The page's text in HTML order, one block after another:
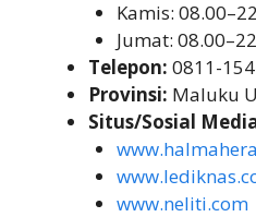
Kamis:
Jumat:
Telepon: 0811-
Provinsi: Maluku
Situs/Sosial
www.neliti.com